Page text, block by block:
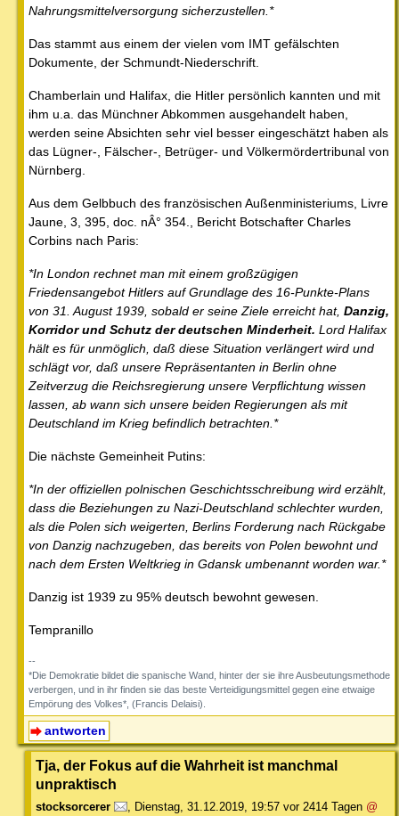
Nahrungsmittelversorgung sicherzustellen.*
Das stammt aus einem der vielen vom IMT gefälschten
Dokumente, der Schmundt-Niederschrift.
Chamberlain und Halifax, die Hitler persönlich kannten und mit
ihm u.a. das Münchner Abkommen ausgehandelt haben,
werden seine Absichten sehr viel besser eingeschätzt haben als
das Lügner-, Fälscher-, Betrüger- und Völkermördertribunal von
Nürnberg.
Aus dem Gelbbuch des französischen Außenministeriums, Livre
Jaune, 3, 395, doc. nÂ° 354., Bericht Botschafter Charles
Corbins nach Paris:
*In London rechnet man mit einem großzügigen
Friedensangebot Hitlers auf Grundlage des 16-Punkte-Plans
von 31. August 1939, sobald er seine Ziele erreicht hat, Danzig,
Korridor und Schutz der deutschen Minderheit. Lord Halifax
hält es für unmöglich, daß diese Situation verlängert wird und
schlägt vor, daß unsere Repräsentanten in Berlin ohne
Zeitverzug die Reichsregierung unsere Verpflichtung wissen
lassen, ab wann sich unsere beiden Regierungen als mit
Deutschland im Krieg befindlich betrachten.*
Die nächste Gemeinheit Putins:
*In der offiziellen polnischen Geschichtsschreibung wird erzählt,
dass die Beziehungen zu Nazi-Deutschland schlechter wurden,
als die Polen sich weigerten, Berlins Forderung nach Rückgabe
von Danzig nachzugeben, das bereits von Polen bewohnt und
nach dem Ersten Weltkrieg in Gdansk umbenannt worden war.*
Danzig ist 1939 zu 95% deutsch bewohnt gewesen.
Tempranillo
--
*Die Demokratie bildet die spanische Wand, hinter der sie ihre Ausbeutungsmethode
verbergen, und in ihr finden sie das beste Verteidigungsmittel gegen eine etwaige
Empörung des Volkes*, (Francis Delaisi).
antworten
Tja, der Fokus auf die Wahrheit ist manchmal
unpraktisch
stocksorcerer , Dienstag, 31.12.2019, 19:57 vor 2414 Tagen @